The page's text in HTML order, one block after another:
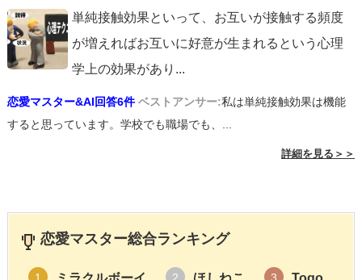
単純接触効果といって、お互いが接触する頻度
が増えればお互いに好意が生まれるという心理
学上の効果があり ...
恋愛マスター&AI回答6件 ベストアンサー:私は単純接触効果は機能
すると思っています。学校でも職場でも、...
詳細を見る＞＞
恋愛マスター総合ランキング